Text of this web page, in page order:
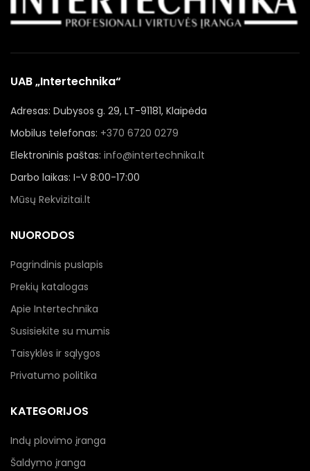
UAB „Intertechnika“
Adresas: Dubysos g. 29, LT-91181, Klaipėda
Mobilus telefonas: +370 6720 0279
Elektroninis paštas: info@intertechnika.lt
Darbo laikas: I-V 8:00-17:00
Mūsų Rekvizitai.lt
NUORODOS
Pagrindinis puslapis
Prekių katalogas
Apie Intertechnika
Susisiekite su mumis
Taisyklės ir sąlygos
Privatumo politika
KATEGORIJOS
Indų plovimo įranga
Šaldymo įranga